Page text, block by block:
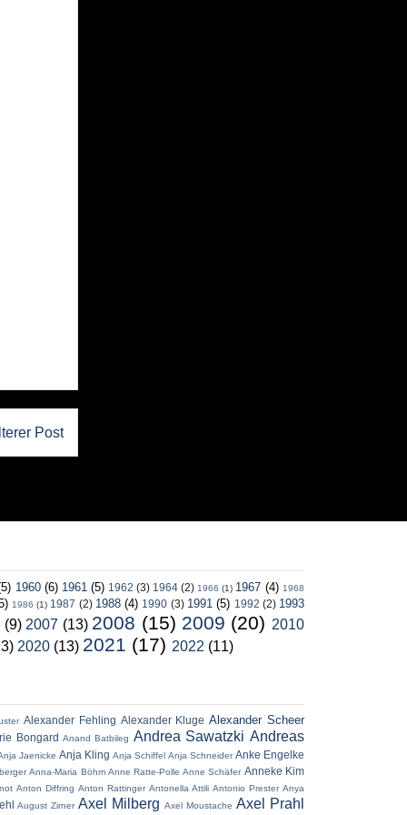
Post
1960 (6) 1961 (5) 1962 (3) 1964 (2) 1966 (1) 1967 (4) 1968
1986 (1) 1987 (2) 1988 (4) 1990 (3) 1991 (5) 1992 (2) 1993
(9) 2007 (13) 2008 (15) 2009 (20) 2010
2020 (13) 2021 (17) 2022 (11)
Alexander Fehling Alexander Kluge Alexander Scheer
Bongard Anand Batbileg Andrea Sawatzki Andreas
Jaenicke Anja Kling Anja Schiffel Anja Schneider Anke Engelke
Anna-Maria Böhm Anne Ratte-Polle Anne Schäfer Anneke Kim
Anton Diffring Anton Rattinger Antonella Attili Antonio Prester Anya
August Zirner Axel Milberg Axel Moustache Axel Prahl